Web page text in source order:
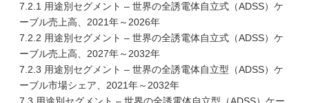
7.2.1 用途別セグメント – 世界の全誘電体自立式（ADSS）ケ
ーブル売上高、2021年～2026年
7.2.2 用途別セグメント – 世界の全誘電体自立式（ADSS）ケ
ーブル売上高、2027年～2032年
7.2.3 用途別セグメント – 世界の全誘電体自立型（ADSS）ケ
ーブル市場シェア、2021年～2032年